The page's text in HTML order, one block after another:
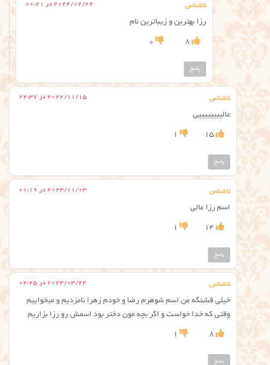
ناشناس 2024/02/22 در 00:21
رزا بهترین و زیباترین نام
8
0
پاسخ
ناشناس 2022/11/15 در 22:37
عالییییییییی
15
1
پاسخ
ناشناس 2023/01/03 در 00:19
اسم رزا عالی
14
1
پاسخ
ناشناس 2023/03/24 در 02:25
خیلی قشنگه من اسم شوهرم رضا و خودم زهرا نامزدیم و میخواییم
وقتی که خدا خواست و اگر بچه مون دختر بود اسمش رو رزا بزاریم
8
1
پاسخ